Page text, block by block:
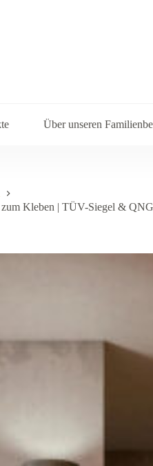
Über unseren
Kleben | TÜV-Siegel &